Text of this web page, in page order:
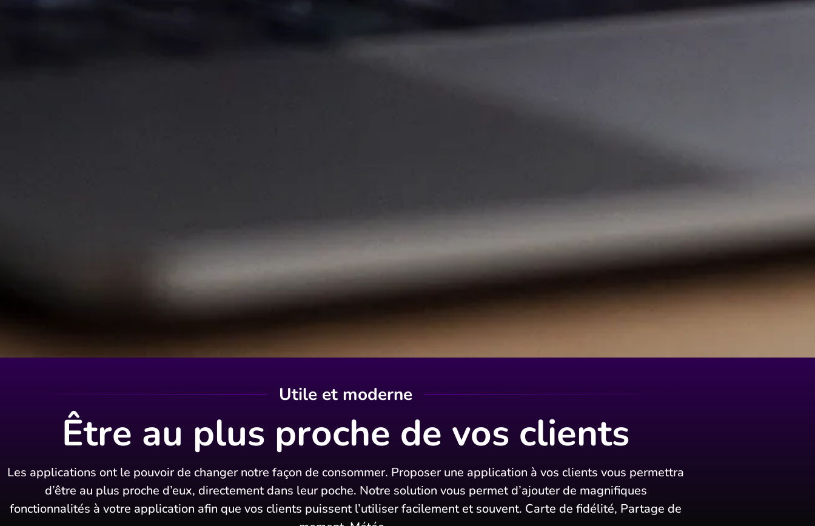
Utile et moderne
Être au plus proche de vos clients
Les applications ont le pouvoir de changer notre façon de consommer. Proposer une application à vos clients vous permettra
d’être au plus proche d’eux, directement dans leur poche. Notre solution vous permet d’ajouter de magnifiques
fonctionnalités à votre application afin que vos clients puissent l’utiliser facilement et souvent. Carte de fidélité, Partage de